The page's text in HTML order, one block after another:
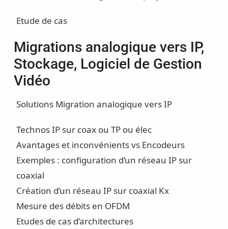
Etude de cas
Migrations analogique vers IP,
Stockage, Logiciel de Gestion
Vidéo
Solutions Migration analogique vers IP
Technos IP sur coax ou TP ou élec
Avantages et inconvénients vs Encodeurs
Exemples : configuration d’un réseau IP sur
coaxial
Création d’un réseau IP sur coaxial Kx
Mesure des débits en OFDM
Etudes de cas d’architectures